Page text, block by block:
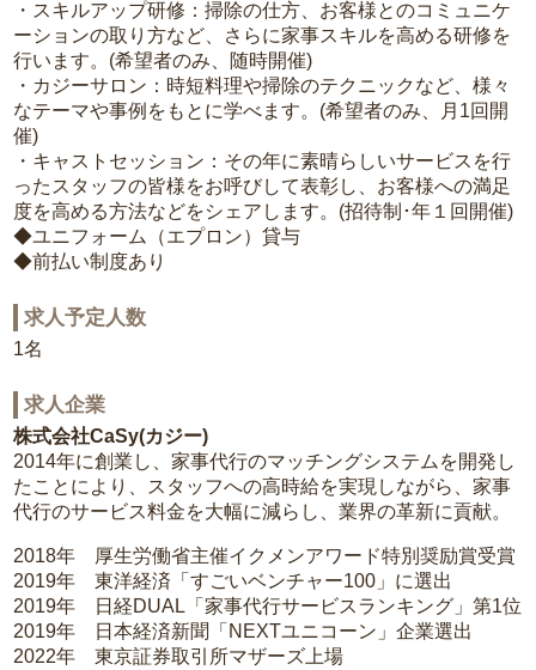
・スキルアップ研修：掃除の仕方、お客様とのコミュニケ
ーションの取り方など、さらに家事スキルを高める研修を
行います。(希望者のみ、随時開催)
・カジーサロン：時短料理や掃除のテクニックなど、様々
なテーマや事例をもとに学べます。(希望者のみ、月1回開
催)
・キャストセッション：その年に素晴らしいサービスを行
ったスタッフの皆様をお呼びして表彰し、お客様への満足
度を高める方法などをシェアします。(招待制･年１回開催)
◆ユニフォーム（エプロン）貸与
◆前払い制度あり
求人予定人数
1名
求人企業
株式会社CaSy(カジー)
2014年に創業し、家事代行のマッチングシステムを開発し
たことにより、スタッフへの高時給を実現しながら、家事
代行のサービス料金を大幅に減らし、業界の革新に貢献。
2018年 厚生労働省主催イクメンアワード特別奨励賞受賞
2019年 東洋経済「すごいベンチャー100」に選出
2019年 日経DUAL「家事代行サービスランキング」第1位
2019年 日本経済新聞「NEXTユニコーン」企業選出
2022年 東京証券取引所マザーズ上場